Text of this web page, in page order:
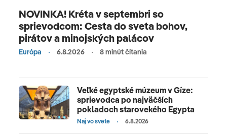
NOVINKA! Kréta v septembri so
sprievodcom: Cesta do sveta bohov,
pirátov a minojských palácov
Európa 6.8.2026 8 minút čítania
Veľké egyptské múzeum v Gíze:
sprievodca po najväčších
pokladoch starovekého Egypta
Naj vo svete 6.8.2026